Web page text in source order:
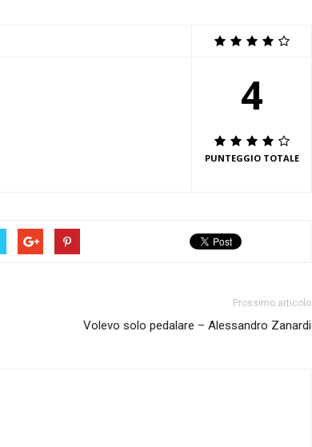
4
PUNTEGGIO TOTALE
Prossimo articolo
Volevo solo pedalare – Alessandro Zanardi